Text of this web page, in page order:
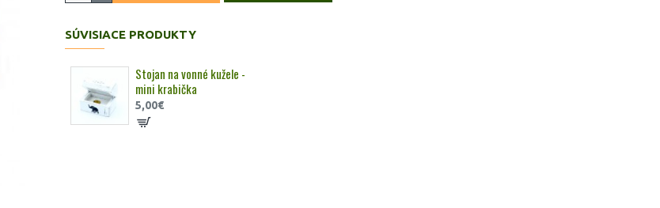
SÚVISIACE PRODUKTY
Stojan na vonné kužele -
mini krabička
5,00€